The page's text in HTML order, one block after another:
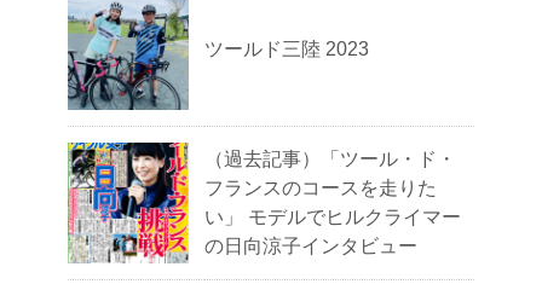
ツールド三陸 2023
（過去記事）「ツール・ド・
フランスのコースを走りた
い」 モデルでヒルクライマー
の日向涼子インタビュー